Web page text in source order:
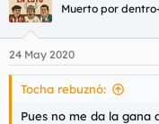
Muerto por
24 May 2020
Tocha rebuznó:
Pues no me da la gana